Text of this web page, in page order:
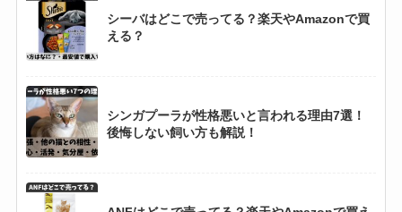
アボダームはどこで売ってる？楽天やAmazon
で買える？
シーバはどこで売ってる？楽天やAmazonで買
える？
スコティッシュフォールドの寿命と死因！病気
シーバはどこで売ってる？楽天やAmazonで買
える？
シンガプーラが性格悪いと言われる理由7選！
後悔しない飼い方も解説！